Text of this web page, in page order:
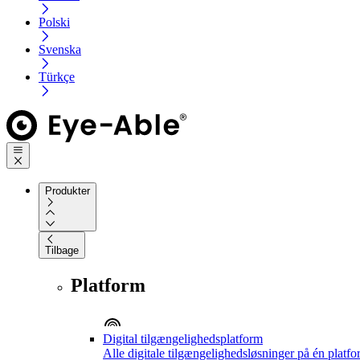
Polski
Svenska
Türkçe
Produkter
Tilbage
Platform
Digital tilgængelighedsplatform
Alle digitale tilgængelighedsløsninger på én